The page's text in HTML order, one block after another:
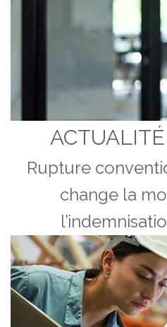
Rupture
change la